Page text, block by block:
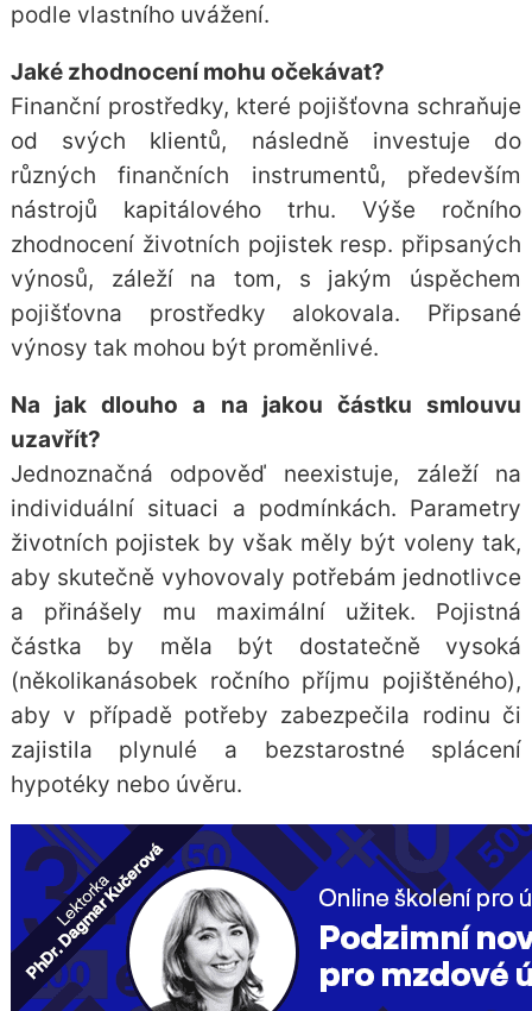
podle vlastního uvážení.
Jaké zhodnocení mohu očekávat?
Finanční prostředky, které pojišťovna schraňuje
od svých klientů, následně investuje do
různých finančních instrumentů, především
nástrojů kapitálového trhu. Výše ročního
zhodnocení životních pojistek resp. připsaných
výnosů, záleží na tom, s jakým úspěchem
pojišťovna prostředky alokovala. Připsané
výnosy tak mohou být proměnlivé.
Na jak dlouho a na jakou částku smlouvu
uzavřít?
Jednoznačná odpověď neexistuje, záleží na
individuální situaci a podmínkách. Parametry
životních pojistek by však měly být voleny tak,
aby skutečně vyhovovaly potřebám jednotlivce
a přinášely mu maximální užitek. Pojistná
částka by měla být dostatečně vysoká
(několikanásobek ročního příjmu pojištěného),
aby v případě potřeby zabezpečila rodinu či
zajistila plynulé a bezstarostné splácení
hypotéky nebo úvěru.